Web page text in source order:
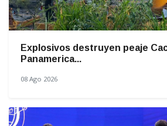
Explosivos destruyen peaje
Panamerica...
08 Ago 2026